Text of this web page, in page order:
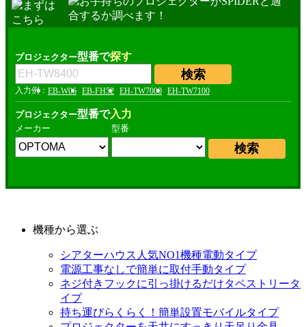
プロジェクター型番で探す
EB-W06 EB-FH52 EH-TW7000 EH-TW7100
プロジェクター型番で入力
メーカー 型番
機種から選ぶ
シアターハウス人気NO1機種電動タイプ
電源工事なしで簡単に取付手動タイプ
ネジ付きフックに引っ掛けるだけタペストリータ
イプ
持ち運びらくらく！簡単設置モバイルタイプ